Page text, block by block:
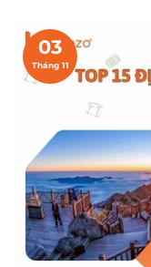
03
Tháng 11